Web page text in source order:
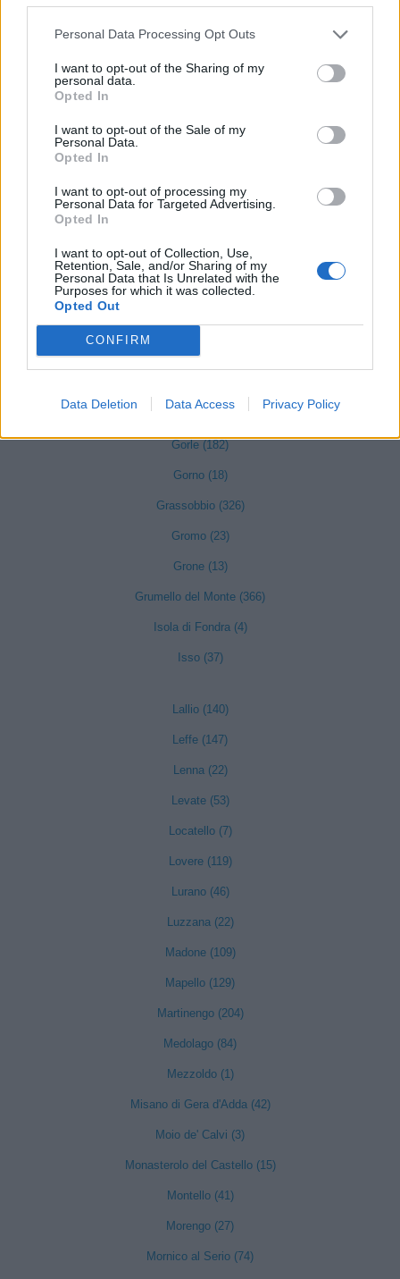
Personal Data Processing Opt Outs
I want to opt-out of the Sharing of my
personal data.
Opted In
I want to opt-out of the Sale of my
Personal Data.
Opted In
I want to opt-out of processing my
Personal Data for Targeted Advertising.
Opted In
I want to opt-out of Collection, Use,
Retention, Sale, and/or Sharing of my
Personal Data that Is Unrelated with the
Purposes for which it was collected.
Opted Out
CONFIRM
Data Deletion Data Access Privacy Policy
Foresto Sparso (51)
Fuipiano Valle Imagna (3)
Gandino (154)
Gandosso (21)
Gaverina Terme (10)
Gazzaniga (95)
Gorle (182)
Gorno (18)
Grassobbio (326)
Gromo (23)
Grone (13)
Grumello del Monte (366)
Isola di Fondra (4)
Isso (37)
Lallio (140)
Leffe (147)
Lenna (22)
Levate (53)
Locatello (7)
Lovere (119)
Lurano (46)
Luzzana (22)
Madone (109)
Mapello (129)
Martinengo (204)
Medolago (84)
Mezzoldo (1)
Misano di Gera d'Adda (42)
Moio de' Calvi (3)
Monasterolo del Castello (15)
Montello (41)
Morengo (27)
Mornico al Serio (74)